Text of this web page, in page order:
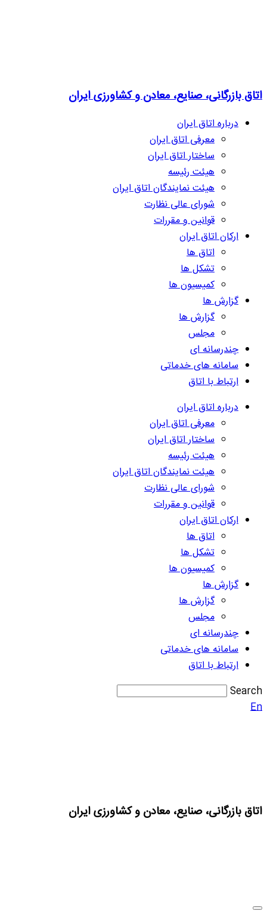
اتاق بازرگانی، صنایع، معادن و کشاورزی ایران
درباره اتاق ایران
معرفی اتاق ایران
ساختار اتاق ایران
هیئت رئیسه
هیئت نمایندگان اتاق ایران
شورای عالی نظارت
قوانین و مقررات
ارکان اتاق ایران
اتاق ها
تشکل ها
کمیسیون ها
گزارش ها
گزارش ها
مجلس
چندرسانه ای
سامانه های خدماتی
ارتباط با اتاق
درباره اتاق ایران
معرفی اتاق ایران
ساختار اتاق ایران
هیئت رئیسه
هیئت نمایندگان اتاق ایران
شورای عالی نظارت
قوانین و مقررات
ارکان اتاق ایران
اتاق ها
تشکل ها
کمیسیون ها
گزارش ها
گزارش ها
مجلس
چندرسانه ای
سامانه های خدماتی
ارتباط با اتاق
Search
En
اتاق بازرگانی، صنایع، معادن و کشاورزی ایران